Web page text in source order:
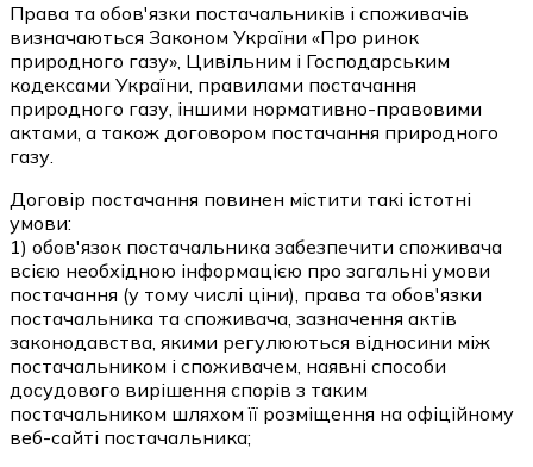
Права та обов'язки постачальників і споживачів
визначаються Законом України «Про ринок
природного газу», Цивільним і Господарським
кодексами України, правилами постачання
природного газу, іншими нормативно-правовими
актами, а також договором постачання природного
газу.
Договір постачання повинен містити такі істотні
умови:
1) обов'язок постачальника забезпечити споживача
всією необхідною інформацією про загальні умови
постачання (у тому числі ціни), права та обов'язки
постачальника та споживача, зазначення актів
законодавства, якими регулюються відносини між
постачальником і споживачем, наявні способи
досудового вирішення спорів з таким
постачальником шляхом її розміщення на офіційному
веб-сайті постачальника;